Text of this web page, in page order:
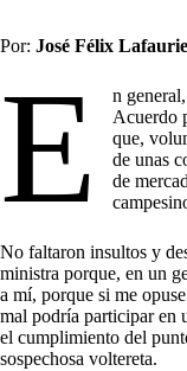
Por: José Félix
E
n
Acuerdo
que,
de unas
de
No faltaron insultos y
ministra porque, en un
a mí, porque si me
mal podría participar en
el cumplimiento del
sospechosa voltereta.